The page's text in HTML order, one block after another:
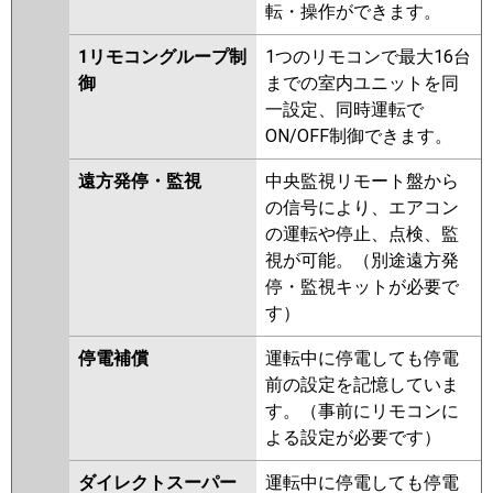
転・操作ができます。
1リモコングループ制
御
1つのリモコンで最大16台
までの室内ユニットを同
一設定、同時運転で
ON/OFF制御できます。
遠方発停・監視
中央監視リモート盤から
の信号により、エアコン
の運転や停止、点検、監
視が可能。（別途遠方発
停・監視キットが必要で
す）
停電補償
運転中に停電しても停電
前の設定を記憶していま
す。（事前にリモコンに
よる設定が必要です）
ダイレクトスーパー 運転中に停電しても停電